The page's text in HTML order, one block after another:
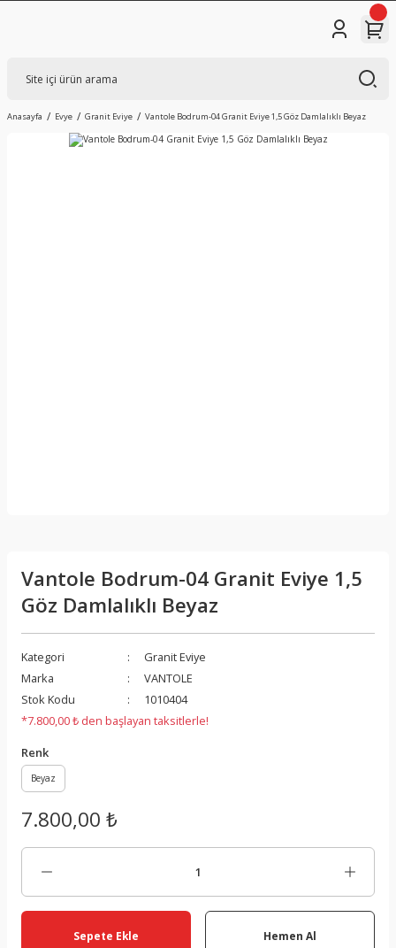
Anasayfa Evye Granit Eviye Vantole Bodrum-04 Granit Eviye 1,5 Göz Damlalıklı Beyaz
Vantole Bodrum-04 Granit Eviye 1,5
Göz Damlalıklı Beyaz
Kategori
Granit Eviye
Marka
VANTOLE
Stok Kodu
1010404
*7.800,00 ₺ den başlayan taksitlerle!
Renk
Beyaz
7.800,00 ₺
Sepete Ekle Hemen Al